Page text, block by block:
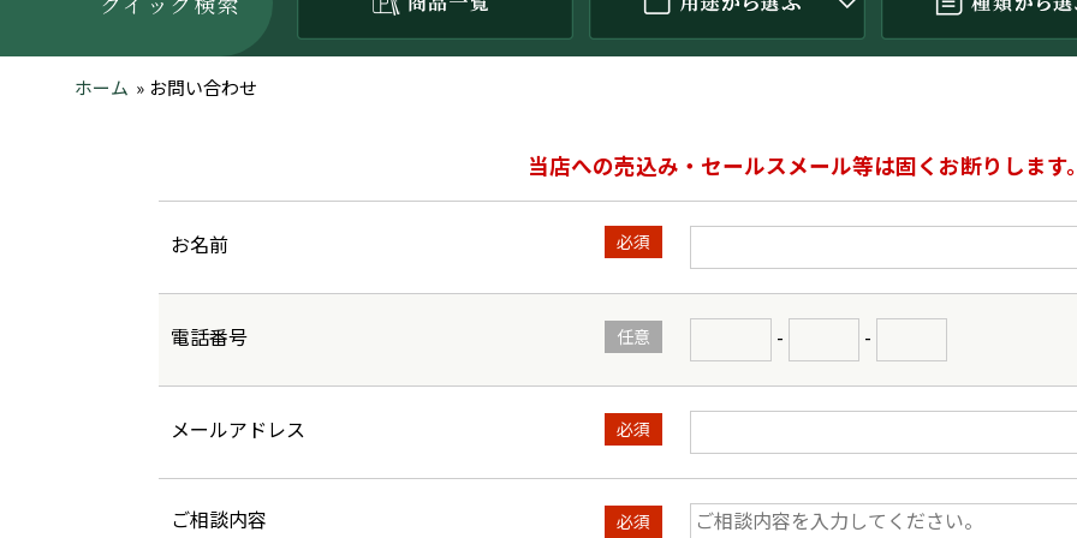
ホーム » お問い合わせ
当店への売込み・セールスメール等は固くお断りします
お名前 必須
電話番号 任意 - -
メールアドレス 必須
ご相談内容 必須